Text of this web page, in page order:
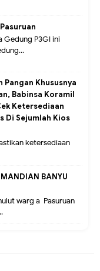
Gedung P3GI ini
Khususnya
Babinsa Koramil
Ketersediaan
Di Sejumlah Kios
ketersediaan
BANYU
warg a Pasuruan